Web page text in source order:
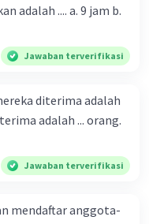
.... a. 9 jam b.
Jawaban terverifikasi
diterima adalah
adalah ... orang.
Jawaban terverifikasi
mendaftar anggota-